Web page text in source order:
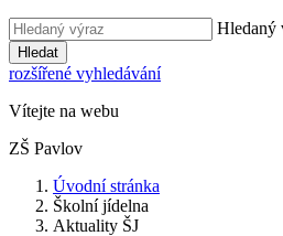
Hledaný
Hledat
rozšířené vyhledávání
Vítejte na webu
ZŠ Pavlov
Úvodní stránka
Školní jídelna
Aktuality ŠJ